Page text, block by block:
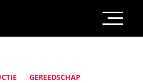
GEREEDSCHAP